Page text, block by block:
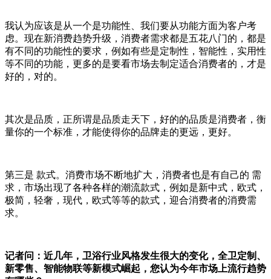
我认为应该是从一个是功能性、我们要从功能方面为客户考
虑。现在新消费趋势升级，消费者需求都是五花八门的，都是
有不同的功能性的要求，例如有些是定制性，智能性，实用性
等不同的功能，更多的是要看市场去制定适合消费者的，才是
好的，对的。
其次是品质，正所谓是品质走天下，好的的品质是消费者，衡
量你的一个标准，才能使得你的品牌走的更远，更好。
第三是 款式。消费市场不断地扩大，消费者也是有自己的 需
求，市场出现了各种各样的潮流款式，例如是新中式，欧式，
极简，轻奢，现代，欧式等等的款式，迎合消费者的消费需
求。
记者问：近几年，卫浴行业风格发生很大的变化，全卫定制、
新零售、智能物联等新模式崛起，您认为今年市场上流行趋势